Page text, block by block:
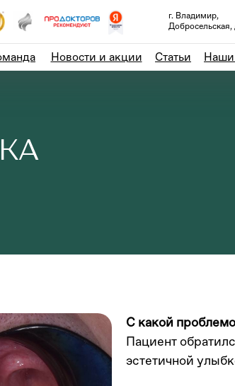
г. Владимир,
Добросельская,
Статьи
Новости и акции Наши
С какой
Пациент
эстетичной